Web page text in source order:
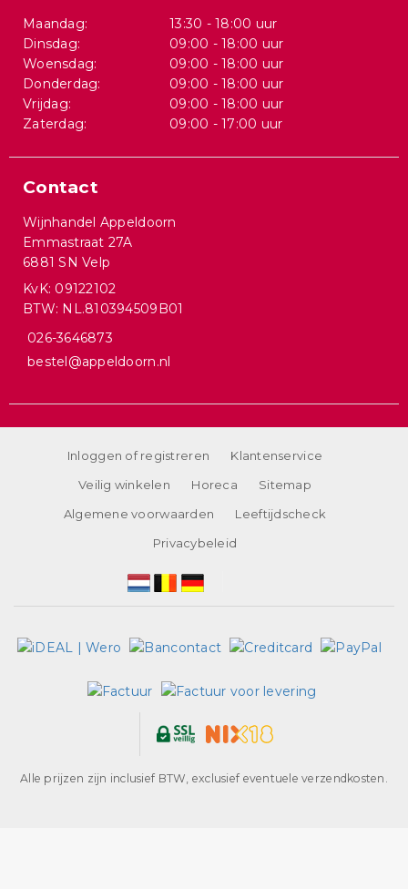
Maandag:
13:30 - 18:00 uur
Dinsdag:
09:00 - 18:00 uur
Woensdag:
09:00 - 18:00 uur
Donderdag:
09:00 - 18:00 uur
Vrijdag:
09:00 - 18:00 uur
Zaterdag:
09:00 - 17:00 uur
Contact
Wijnhandel Appeldoorn
Emmastraat 27A
6881 SN Velp
KvK: 09122102
BTW: NL.810394509B01
026-3646873
bestel@appeldoorn.nl
Inloggen of registreren
Klantenservice
Veilig winkelen
Horeca
Sitemap
Algemene voorwaarden
Leeftijdscheck
Privacybeleid
Alle prijzen zijn inclusief BTW, exclusief eventuele verzendkosten.